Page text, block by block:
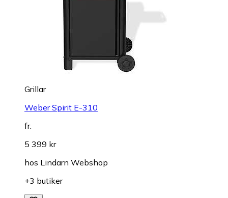
Grillar
Weber Spirit E-310
fr.
5 399 kr
hos Lindarn Webshop
+3 butiker